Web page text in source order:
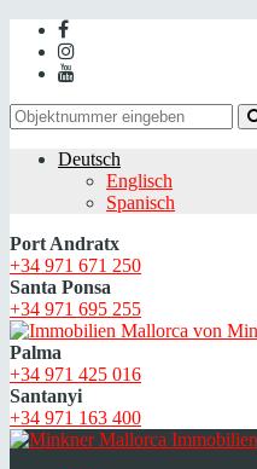
Deutsch
Englisch
Spanisch
Port Andratx
+34 971 671 250
Santa Ponsa
+34 971 695 255
Palma
+34 971 425 016
Santanyi
+34 971 163 400